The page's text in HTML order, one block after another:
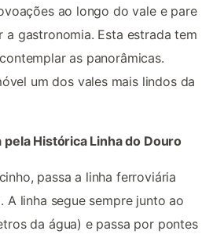
ao longo do vale e pare
a gastronomia. Esta estrada tem
as panorâmicas.
um dos vales mais lindos da
Histórica Linha do Douro
passa a linha ferroviária
A linha segue sempre junto ao
da água) e passa por pontes